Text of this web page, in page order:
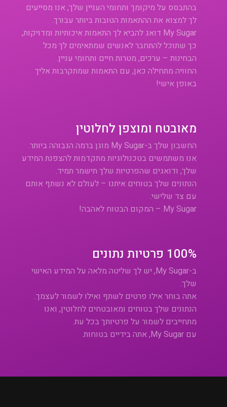
בהתבסס על מיקומך ותחומי העניין שלך, אנו מסייעים
לך למצוא את ההתאמות הטובות ביותר עבורך.
My Sugar דואג להביא לך התאמות איכותיות ומדויקות,
כך שתוכל להתחבר לאנשים שמתאימים לך מכל
הבחינות – ערכים, מטרות חיים ותחומי עניין.
החוויה מתחילה כאן, עם התאמות שמתקרבות אליך
באופן אישי!
מאובטח ומוצפן לחלוטין
החשבון שלך ב-My Sugar מוגן ברמה הגבוהה ביותר.
אנו משתמשים בטכנולוגיות מתקדמות להצפנת המידע
שלך, ודואגים שהפרטיות שלך תישמר תמיד.
הנתונים שלך בטוחים איתנו – לעולם לא נשתף אותם
עם צד שלישי.
My Sugar – המקום הבטוח לאהבה!
100% פרטיות נתונים
ב-My Sugar, יש לך שליטה מלאה על המידע האישי
שלך.
אתה בוחר אילו פרטים לשתף ואילו לשמור לעצמך.
הנתונים שלך בטוחים ומאובטחים לחלוטין, ואנו
מתחייבים לשמור על פרטיותך בכל עת.
עם My Sugar, אתה בידיים בטוחות.